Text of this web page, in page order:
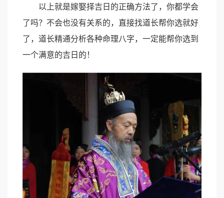
以上就是嫁娶择吉日的正确方法了，你都学会
了吗？不会也没有关系的，直接找道长帮你选就好
了，道长精通分析各种命理八字，一定能帮你选到
一个满意的吉日的！